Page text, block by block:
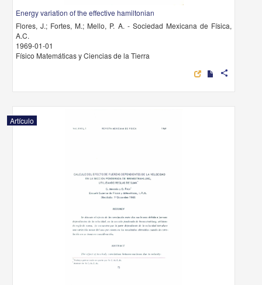
Energy variation of the effective hamiltonian
Flores, J.; Fortes, M.; Mello, P. A. - Sociedad Mexicana de Física,
A.C.
1969-01-01
Físico Matemáticas y Ciencias de la Tierra
share
Artículo